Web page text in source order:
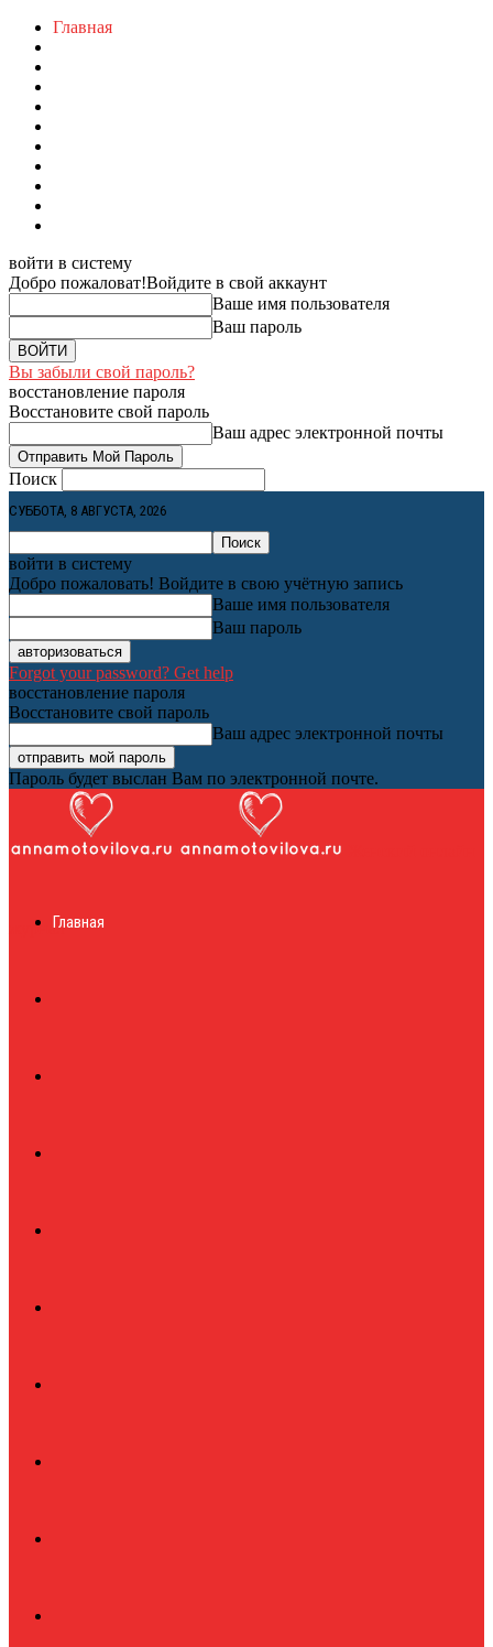
Главная
войти в систему
Добро пожаловат!Войдите в свой аккаунт
Ваше имя пользователя
Ваш пароль
Вы забыли свой пароль?
восстановление пароля
Восстановите свой пароль
Ваш адрес электронной почты
Поиск
СУББОТА, 8 АВГУСТА, 2026
войти в систему
Добро пожаловать! Войдите в свою учётную запись
Ваше имя пользователя
Ваш пароль
Forgot your password? Get help
восстановление пароля
Восстановите свой пароль
Ваш адрес электронной почты
Пароль будет выслан Вам по электронной почте.
журналГлавная